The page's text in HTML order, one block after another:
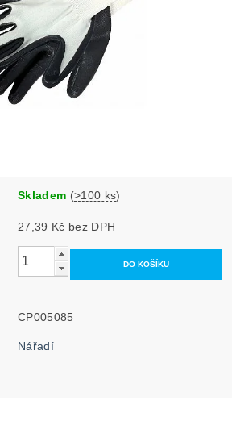
Skladem (>100 ks)
27,39 Kč bez DPH
CP005085
Nářadí